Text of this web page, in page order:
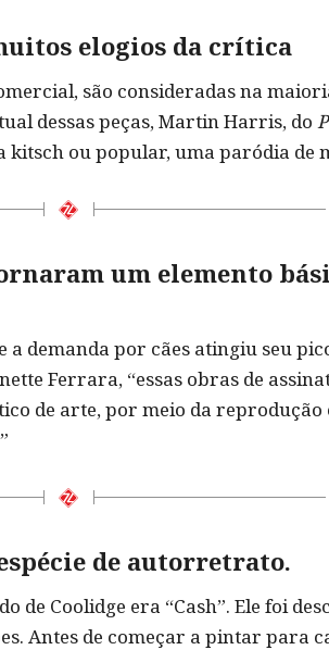
elogios da crítica
são consideradas na
dessas peças, Martin Harris, do
ou popular, uma paródia de
um elemento
demanda por cães atingiu seu
Ferrara, “essas obras de
de arte, por meio da
de autorretrato.
de Coolidge era “Cash”. Ele foi
Antes de começar a pintar para